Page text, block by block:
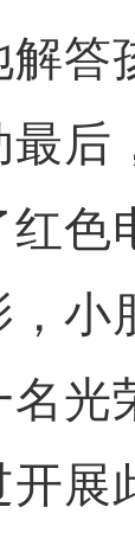
解答
，
红色
，小
名光
此